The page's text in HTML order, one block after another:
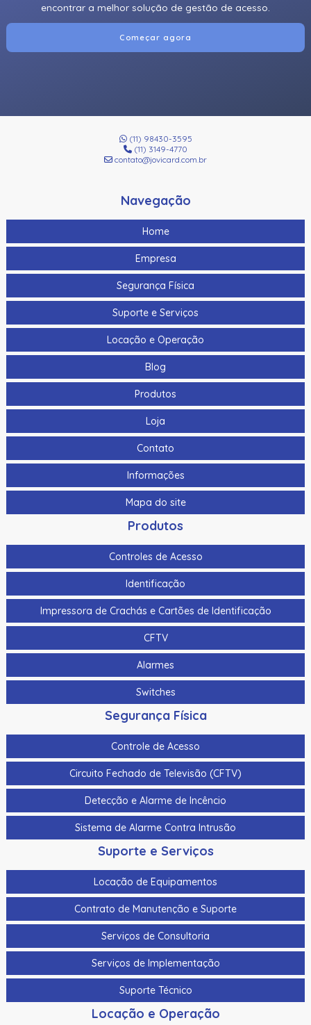
encontrar a melhor solução de gestão de acesso.
Começar agora
(11) 98430-3595
(11) 3149-4770
contato@jovicard.com.br
Navegação
Home
Empresa
Segurança Física
Suporte e Serviços
Locação e Operação
Blog
Produtos
Loja
Contato
Informações
Mapa do site
Produtos
Controles de Acesso
Identificação
Impressora de Crachás e Cartões de Identificação
CFTV
Alarmes
Switches
Segurança Física
Controle de Acesso
Circuito Fechado de Televisão (CFTV)
Detecção e Alarme de Incêncio
Sistema de Alarme Contra Intrusão
Suporte e Serviços
Locação de Equipamentos
Contrato de Manutenção e Suporte
Serviços de Consultoria
Serviços de Implementação
Suporte Técnico
Locação e Operação